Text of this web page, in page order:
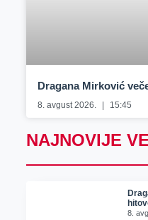
Dragana Mirković
8. avgust 2026. 15:45
NAJNOVIJE
8.